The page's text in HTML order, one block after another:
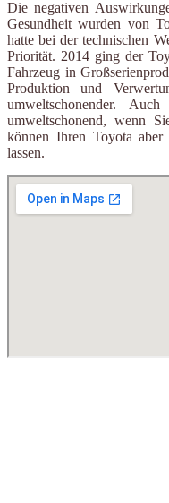
Die negativen
Gesundheit wurden von
hatte bei der technischen
Priorität. 2014 ging der
Fahrzeug in
Produktion und
umweltschonender.
umweltschonend, wenn
können Ihren Toyota
lassen.